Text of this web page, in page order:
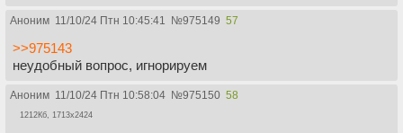
Аноним 11/10/24 Птн 10:45:41 №975149 57
>>975143
неудобный вопрос, игнорируем
Аноним 11/10/24 Птн 10:58:04 №975150 58
1212Кб, 1713x2424